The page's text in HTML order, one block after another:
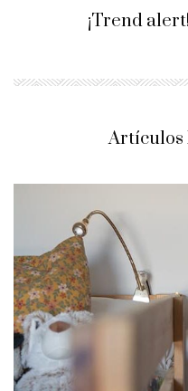
¡Trend
Artículos